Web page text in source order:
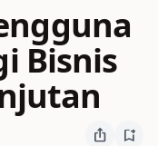
Bisnis
ios_share bookmark_add